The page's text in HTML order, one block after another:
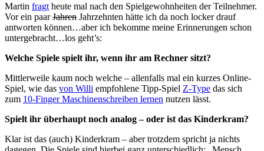
Martin fragt heute mal nach den Spielgewohnheiten der Teilnehmer.
Vor ein paarJahren Jahrzehnten hätte ich da noch locker drauf
antworten können…aber ich bekomme meine Erinnerungen schon
untergebracht…los geht’s:
Welche Spiele spielt ihr, wenn ihr am Rechner sitzt?
Mittlerweile kaum noch welche – allenfalls mal ein kurzes Online-
Spiel, wie das von Willi empfohlene Tipp-Spiel Z-Type das sich
zum 10-Finger Maschinenschreiben lernen nutzen lässt.
Spielt ihr überhaupt noch analog – oder ist das Kinderkram?
Klar ist das (auch) Kinderkram – aber trotzdem spricht ja nichts